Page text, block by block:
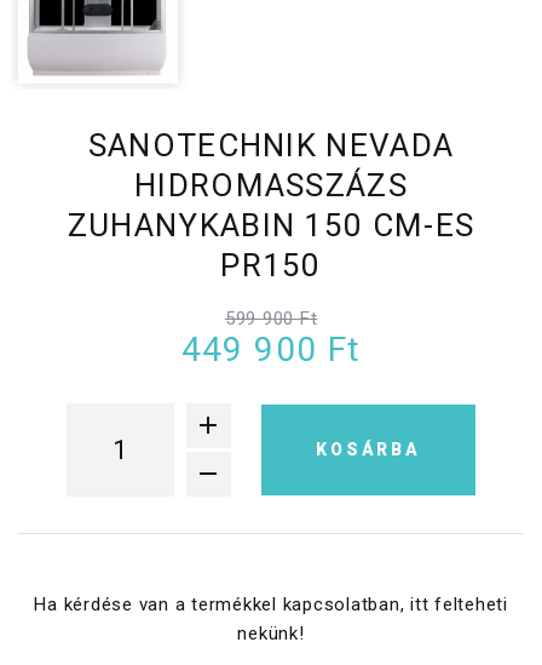
SANOTECHNIK NEVADA
HIDROMASSZÁZS
ZUHANYKABIN 150 CM-ES
PR150
599 900 Ft
449 900 Ft
KOSÁRBA
Ha kérdése van a termékkel kapcsolatban, itt felteheti
nekünk!